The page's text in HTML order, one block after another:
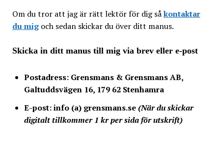
Om du tror att jag är rätt lektör för dig såkontaktar
du migoch sedan skickar du över ditt manus.
Skicka in ditt manus till mig via brev eller e-post
Postadress: Grensmans & Grensmans AB,
Galtuddsvägen 16, 179 62 Stenhamra
E-post: info (a) grensmans.se (När du skickar
digitalt tillkommer 1 kr per sida för utskrift)